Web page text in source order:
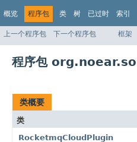
概览 程序包 类 树 已过时 索引
上一个程序包 下一个程序包 框架
程序包
类概要
类
RocketmqCloudPlugin